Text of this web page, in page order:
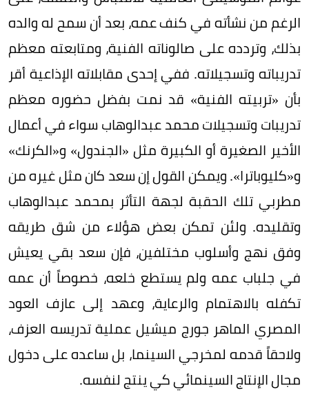
الرغم من نشأته في كنف عمه، بعد أن سمح له والده
بذلك، وتردده على صالوناته الفنية، ومتابعته معظم
تدريباته وتسجيلاته. ففي إحدى مقابلاته الإذاعية أقر
بأن «تربيته الفنية» قد نمت بفضل حضوره معظم
تدريبات وتسجيلات محمد عبدالوهاب سواء في أعمال
الأخير الصغيرة أو الكبيرة مثل «الجندول» و«الكرنك»
و«كليوباترا». ويمكن القول إن سعد كان مثل غيره من
مطربي تلك الحقبة لجهة التأثر بمحمد عبدالوهاب
وتقليده. ولئن تمكن بعض هؤلاء من شق طريقه
وفق نهج وأسلوب مختلفين، فإن سعد بقي يعيش
في جلباب عمه ولم يستطع خلعه، خصوصاً أن عمه
تكفله بالاهتمام والرعاية، وعهد إلى عازف العود
المصري الماهر جورج ميشيل عملية تدريسه العزف،
ولاحقاً قدمه لمخرجي السينما، بل ساعده على دخول
مجال الإنتاج السينمائي كي ينتج لنفسه.